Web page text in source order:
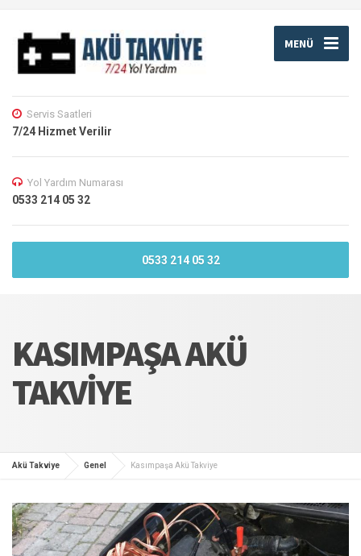
MENÜ
Servis Saatleri
7/24 Hizmet Verilir
Yol Yardım Numarası
0533 214 05 32
0533 214 05 32
KASIMPAŞA AKÜ
TAKVIYE
Akü Takviye Genel Kasımpaşa Akü Takviye